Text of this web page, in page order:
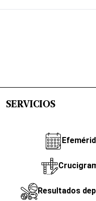
SERVICIOS
Resultados